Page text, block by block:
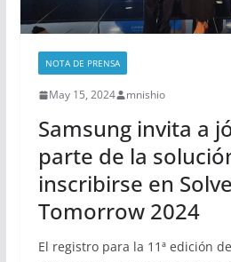
NOTA DE PRENSA
May 15, 2024 mnishio
Samsung invita a
parte de la
inscribirse en
Tomorrow 2024
El registro para la 11ª edición